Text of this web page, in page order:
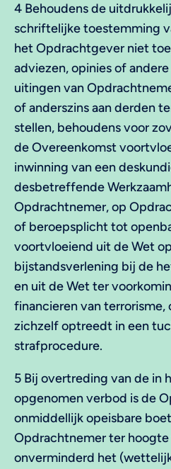
4 Behoudens de
schriftelijke toestemming
het Opdrachtgever niet
adviezen, opinies of
uitingen van
of anderszins aan derden
stellen, behoudens voor
de Overeenkomst
inwinning van een
desbetreffende
Opdrachtnemer, op
of beroepsplicht tot
voortvloeiend uit de Wet
bijstandsverlening bij de
en uit de Wet ter
financieren van
zichzelf optreedt in een
strafprocedure.
5 Bij overtreding van de in
opgenomen verbod is de
onmiddellijk opeisbare
Opdrachtnemer ter
onverminderd het